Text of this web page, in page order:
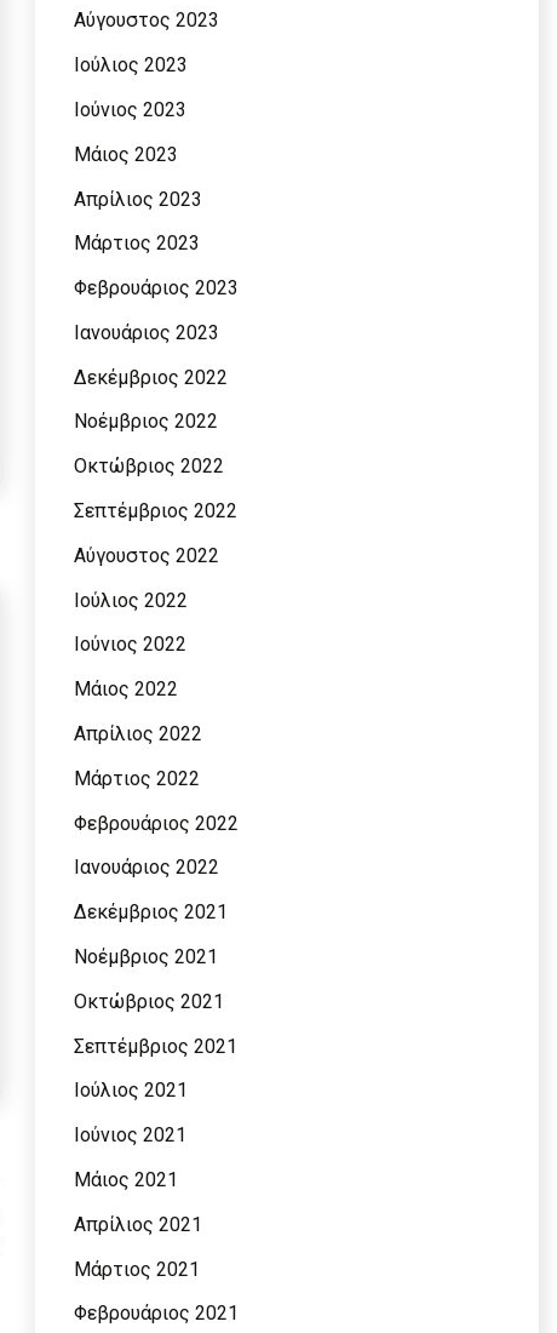
Αύγουστος 2023
Ιούλιος 2023
Ιούνιος 2023
Μάιος 2023
Απρίλιος 2023
Μάρτιος 2023
Φεβρουάριος 2023
Ιανουάριος 2023
Δεκέμβριος 2022
Νοέμβριος 2022
Οκτώβριος 2022
Σεπτέμβριος 2022
Αύγουστος 2022
Ιούλιος 2022
Ιούνιος 2022
Μάιος 2022
Απρίλιος 2022
Μάρτιος 2022
Φεβρουάριος 2022
Ιανουάριος 2022
Δεκέμβριος 2021
Νοέμβριος 2021
Οκτώβριος 2021
Σεπτέμβριος 2021
Ιούλιος 2021
Ιούνιος 2021
Μάιος 2021
Απρίλιος 2021
Μάρτιος 2021
Φεβρουάριος 2021